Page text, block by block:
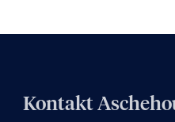
Kontakt